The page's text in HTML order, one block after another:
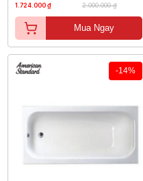
1.724.000 ₫ 2.000.000 ₫
Mua Ngay
-14%